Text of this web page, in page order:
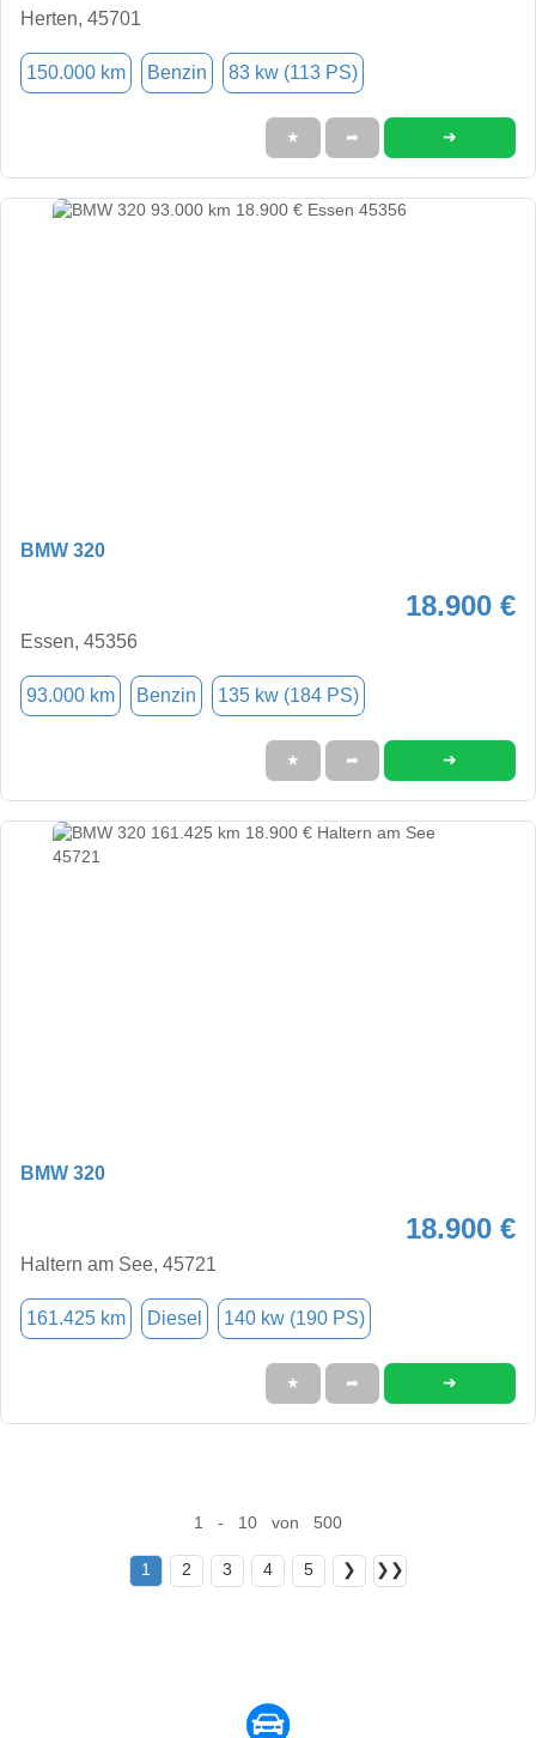
Herten, 45701
150.000 km Benzin 83 kw (113 PS)
★ ➦ ➜
BMW 320
18.900 €
Essen, 45356
93.000 km Benzin 135 kw (184 PS)
★ ➦ ➜
BMW 320
18.900 €
Haltern am See, 45721
161.425 km Diesel 140 kw (190 PS)
★ ➦ ➜
1 - 10 von 500
1 2 3 4 5 ❯ ❯❯